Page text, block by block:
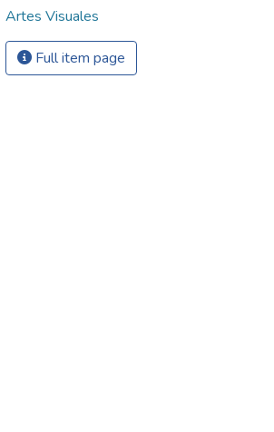
Artes Visuales
Full item page